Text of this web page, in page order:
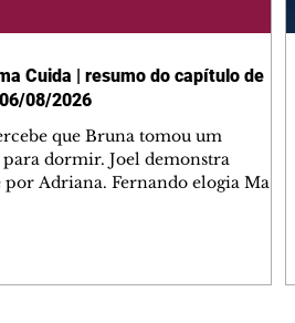
Cuida | resumo do capítulo de
08/2026
que Bruna tomou um
dormir. Joel demonstra
por Adriana. Fernando elogia Mau